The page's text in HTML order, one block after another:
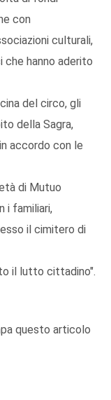
con
culturali,
hanno aderito
del circo, gli
della Sagra,
accordo con le
di Mutuo
i familiari,
il cimitero di
il lutto cittadino".
questo articolo